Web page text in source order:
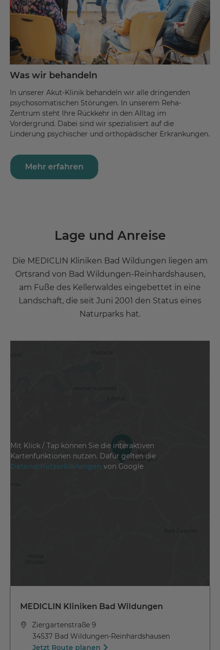
Was wir behandeln
In unserer Akut-Klinik behandeln wir alle dringenden
psychosomatischen Störungen. In unserem Reha-
Zentrum steht Ihre Rückkehr in den Alltag im
Vordergrund. Dabei sind wir spezialisiert auf die
Linderung psychischer und orthopädischer Erkrankungen.
Mehr erfahren
Lage und Anreise
Die MEDICLIN Kliniken Bad Wildungen liegen am
Ortsrand von Bad Wildungen-Reinhardshausen,
am Fuße des Kellerwaldes eingebettet in eine
Landschaft, die seit Juni 2001 den Status eines
Naturparks hat.
Mit Klick / Tap können Sie die interaktiven
Kartenfunktionen nutzen. Dafür gelten die
Datenschutzerklärungen von Google
MEDICLIN Kliniken Bad Wildungen
Ziergartenstraße 9
34537 Bad Wildungen-Reinhardshausen
Jetzt Route planen